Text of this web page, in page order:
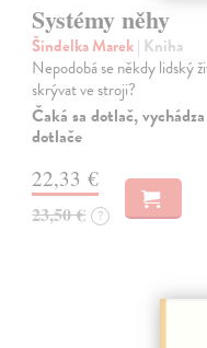
Systémy něhy
Šindelka Marek| Kniha
Nepodobá se někdy lidský
skrývat ve stroji?
Čaká sa dotlač,
dotlače
22,33 €
23,50 € ?